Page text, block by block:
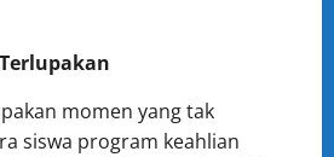
momen yang tak
siswa program keahlian